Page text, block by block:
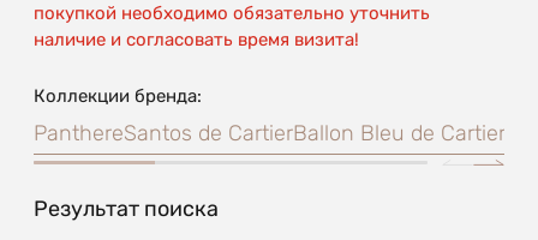
покупкой необходимо обязательно уточнить
наличие и согласовать время визита!
Коллекции бренда:
PanthereSantos de CartierBallon Bleu de Cartier
Результат поиска